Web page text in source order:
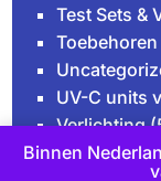
Binnen
Test Sets &
UV-C units
Verlichting